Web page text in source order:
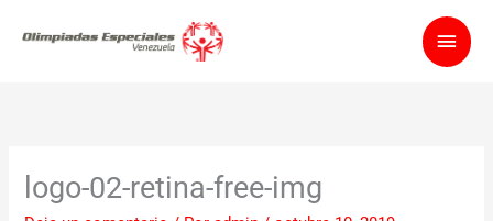
logo-02-retina-free-img